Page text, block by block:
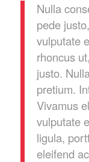
Nulla
pede
vulputate
rhoncus
justo.
pretium.
Vivamus
vulputate
ligula,
eleifend